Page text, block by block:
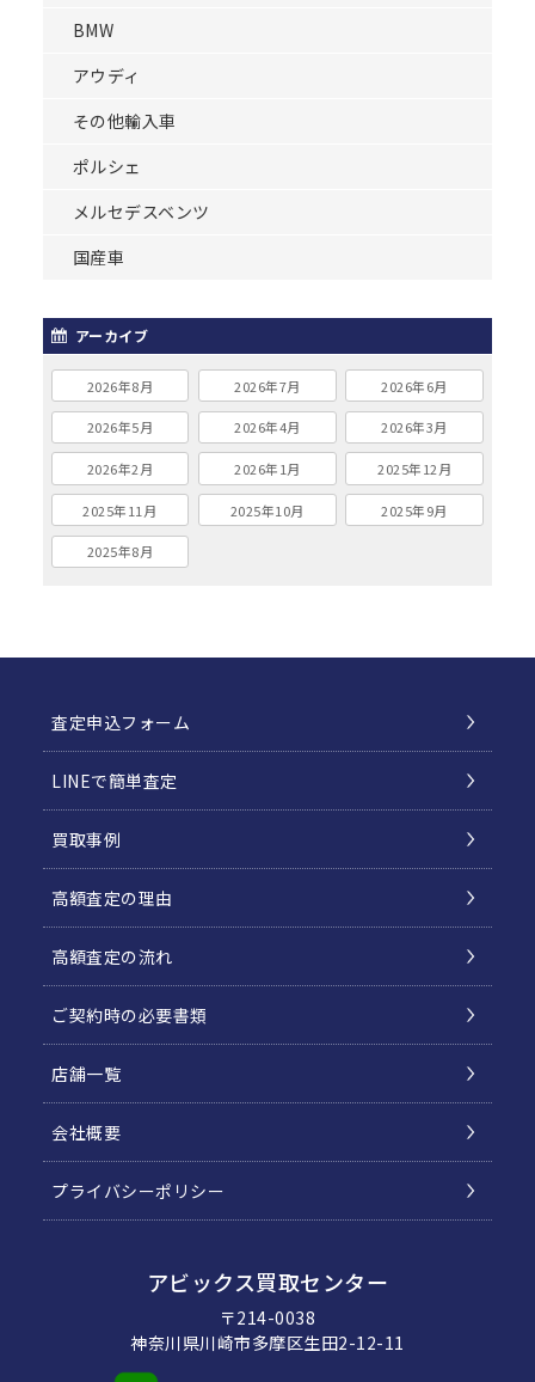
BMW
アウディ
その他輸入車
ポルシェ
メルセデスベンツ
国産車
アーカイブ
2026年8月 2026年7月 2026年6月
2026年5月 2026年4月 2026年3月
2026年2月 2026年1月 2025年12月
2025年11月 2025年10月 2025年9月
2025年8月
査定申込フォーム
LINEで簡単査定
買取事例
高額査定の理由
高額査定の流れ
ご契約時の必要書類
店舗一覧
会社概要
プライバシーポリシー
アビックス買取センター
〒214-0038
神奈川県川崎市多摩区生田2-12-11